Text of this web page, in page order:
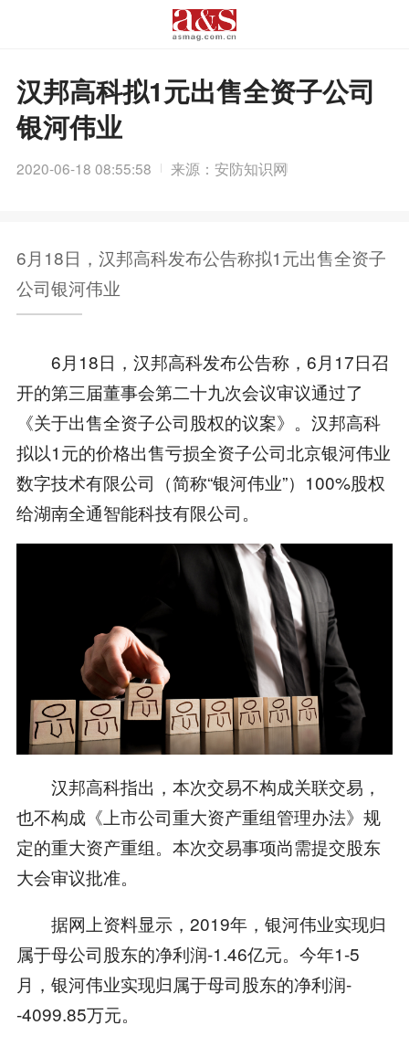
汉邦高科拟1元出售全资子公司
银河伟业
2020-06-18 08:55:58 来源：安防知识网
6月18日，汉邦高科发布公告称拟1元出售全资子
公司银河伟业
6月18日，汉邦高科发布公告称，6月17日召
开的第三届董事会第二十九次会议审议通过了
《关于出售全资子公司股权的议案》。汉邦高科
拟以1元的价格出售亏损全资子公司北京银河伟业
数字技术有限公司（简称“银河伟业”）100%股权
给湖南全通智能科技有限公司。
汉邦高科指出，本次交易不构成关联交易，
也不构成《上市公司重大资产重组管理办法》规
定的重大资产重组。本次交易事项尚需提交股东
大会审议批准。
据网上资料显示，2019年，银河伟业实现归
属于母公司股东的净利润-1.46亿元。今年1-5
月，银河伟业实现归属于母司股东的净利润-
-4099.85万元。